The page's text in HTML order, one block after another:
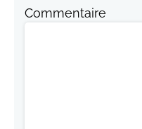
Commentaire